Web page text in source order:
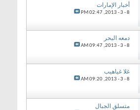
أخبار الإمارات
8 - 3 - 2013,
02:47 PM
دمعه البحر
8 - 3 - 2013,
09:47 AM
غلا غياهيب
8 - 3 - 2013,
09:20 AM
متسلق الجبال